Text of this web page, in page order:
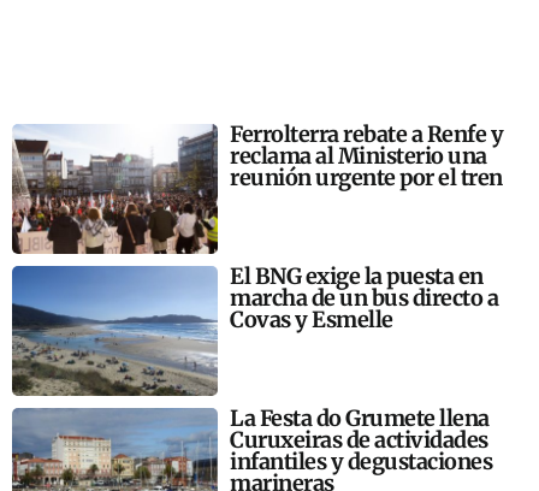
Ferrolterra rebate a Renfe y
reclama al Ministerio una
reunión urgente por el tren
El BNG exige la puesta en
marcha de un bus directo a
Covas y Esmelle
La Festa do Grumete llena
Curuxeiras de actividades
infantiles y degustaciones
marineras